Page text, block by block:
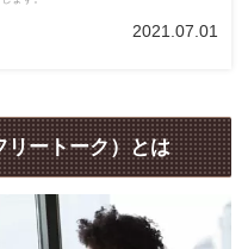
2021.07.01
リートーク）とは